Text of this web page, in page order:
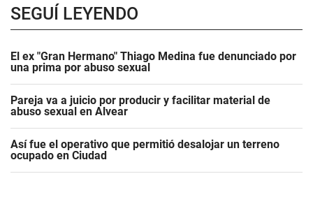
SEGUÍ LEYENDO
El ex "Gran Hermano" Thiago Medina fue denunciado por
una prima por abuso sexual
Pareja va a juicio por producir y facilitar material de
abuso sexual en Alvear
Así fue el operativo que permitió desalojar un terreno
ocupado en Ciudad